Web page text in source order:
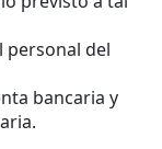
personal del
bancaria y